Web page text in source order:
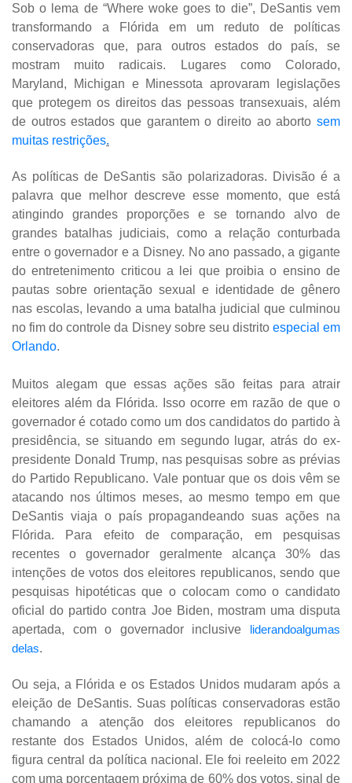
Sob o lema de “Where woke goes to die”, DeSantis vem
transformando a Flórida em um reduto de políticas
conservadoras que, para outros estados do país, se
mostram muito radicais. Lugares como Colorado,
Maryland, Michigan e Minessota aprovaram legislações
que protegem os direitos das pessoas transexuais, além
de outros estados que garantem o direito ao aborto sem
muitas restrições.
As políticas de DeSantis são polarizadoras. Divisão é a
palavra que melhor descreve esse momento, que está
atingindo grandes proporções e se tornando alvo de
grandes batalhas judiciais, como a relação conturbada
entre o governador e a Disney. No ano passado, a gigante
do entretenimento criticou a lei que proibia o ensino de
pautas sobre orientação sexual e identidade de gênero
nas escolas, levando a uma batalha judicial que culminou
no fim do controle da Disney sobre seu distrito especial em
Orlando.
Muitos alegam que essas ações são feitas para atrair
eleitores além da Flórida. Isso ocorre em razão de que o
governador é cotado como um dos candidatos do partido à
presidência, se situando em segundo lugar, atrás do ex-
presidente Donald Trump, nas pesquisas sobre as prévias
do Partido Republicano. Vale pontuar que os dois vêm se
atacando nos últimos meses, ao mesmo tempo em que
DeSantis viaja o país propagandeando suas ações na
Flórida. Para efeito de comparação, em pesquisas
recentes o governador geralmente alcança 30% das
intenções de votos dos eleitores republicanos, sendo que
pesquisas hipotéticas que o colocam como o candidato
oficial do partido contra Joe Biden, mostram uma disputa
apertada, com o governador inclusive liderandoalgumas
delas.
Ou seja, a Flórida e os Estados Unidos mudaram após a
eleição de DeSantis. Suas políticas conservadoras estão
chamando a atenção dos eleitores republicanos do
restante dos Estados Unidos, além de colocá-lo como
figura central da política nacional. Ele foi reeleito em 2022
com uma porcentagem próxima de 60% dos votos, sinal de